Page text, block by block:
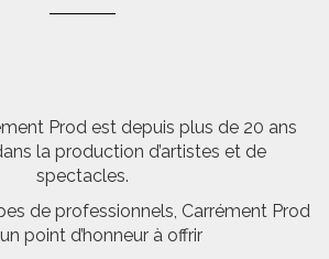
Prod est depuis plus de 20 ans
la production d’artistes et de
spectacles.
de professionnels, Carrément Prod
point d’honneur à offrir